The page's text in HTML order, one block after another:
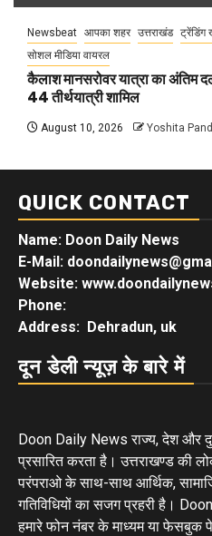
Newsbeat आपका शहर उत्तराखंड ट्रेंडिंग
सोशल मीडिया वायरल
कैलाश मानसरोवर यात्रा का अंतिम
44 तीर्थयात्री शामिल
August 10, 2026 Yoshita
QUICK CONTACT
Name: Doon Daily News
E-Mail:
Website:
Phone:
Address: Dehradun, uk
दून डेली न्यूज़ के बारे में
Doon Daily News राज्य, देश और
प्रसारित करता है। उत्तराखण्ड की
परंपराओ के साथ-साथ आर्थिक,
गतिविधियों का सजग प्रहरी है।
हमारे फोन नंबर के माध्यम या फेसबुक